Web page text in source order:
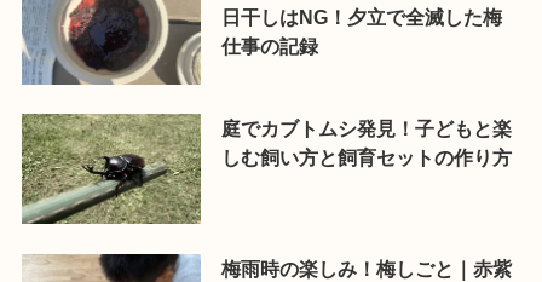
日干しはNG！夕立で全滅した梅
仕事の記録
庭でカブトムシ発見！子どもと楽
しむ飼い方と飼育セットの作り方
梅雨時の楽しみ！梅しごと｜赤紫